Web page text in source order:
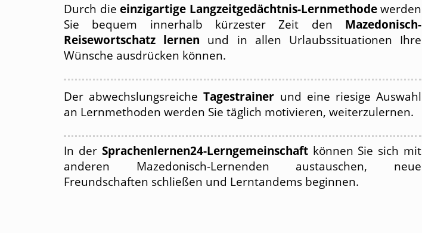
Durch die einzigartige Langzeitgedächtnis-Lernmethodewerden
Sie bequem innerhalb kürzester Zeit den Mazedonisch-
Reisewortschatz lernen und in allen Urlaubssituationen Ihre
Wünsche ausdrücken können.
Der abwechslungsreicheTagestrainer und eine riesige Auswahl
an Lernmethoden werden Sie täglich motivieren, weiterzulernen.
In der Sprachenlernen24-Lerngemeinschaftkönnen Sie sich mit
anderen Mazedonisch-Lernenden austauschen, neue
Freundschaften schließen und Lerntandems beginnen.